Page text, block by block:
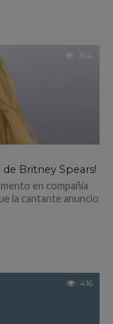
364
de Britney Spears!
en compañía
la cantante anuncio
416